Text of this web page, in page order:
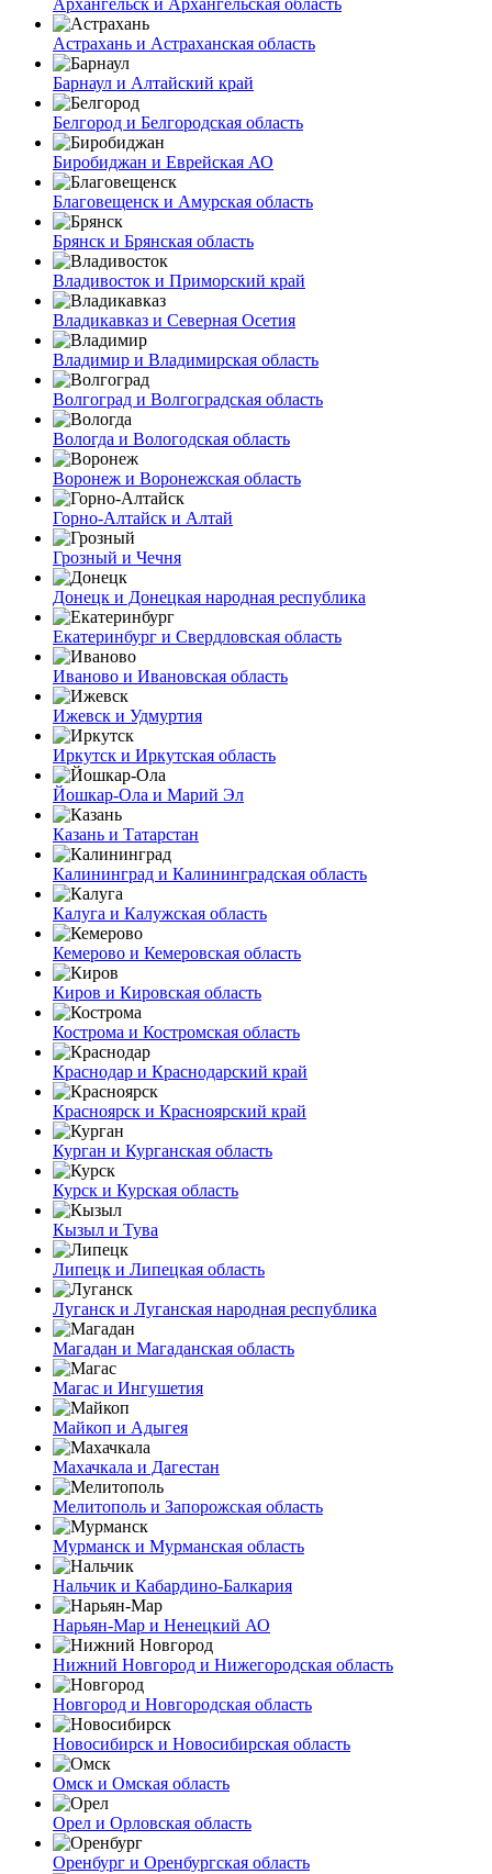
Архангельск и Архангельская область
Астрахань и Астраханская область
Барнаул и Алтайский край
Белгород и Белгородская область
Биробиджан и Еврейская АО
Благовещенск и Амурская область
Брянск и Брянская область
Владивосток и Приморский край
Владикавказ и Северная Осетия
Владимир и Владимирская область
Волгоград и Волгоградская область
Вологда и Вологодская область
Воронеж и Воронежская область
Горно-Алтайск и Алтай
Грозный и Чечня
Донецк и Донецкая народная республика
Екатеринбург и Свердловская область
Иваново и Ивановская область
Ижевск и Удмуртия
Иркутск и Иркутская область
Йошкар-Ола и Марий Эл
Казань и Татарстан
Калининград и Калининградская область
Калуга и Калужская область
Кемерово и Кемеровская область
Киров и Кировская область
Кострома и Костромская область
Краснодар и Краснодарский край
Красноярск и Красноярский край
Курган и Курганская область
Курск и Курская область
Кызыл и Тува
Липецк и Липецкая область
Луганск и Луганская народная республика
Магадан и Магаданская область
Магас и Ингушетия
Майкоп и Адыгея
Махачкала и Дагестан
Мелитополь и Запорожская область
Мурманск и Мурманская область
Нальчик и Кабардино-Балкария
Нарьян-Мар и Ненецкий АО
Нижний Новгород и Нижегородская область
Новгород и Новгородская область
Новосибирск и Новосибирская область
Омск и Омская область
Орел и Орловская область
Оренбург и Оренбургская область